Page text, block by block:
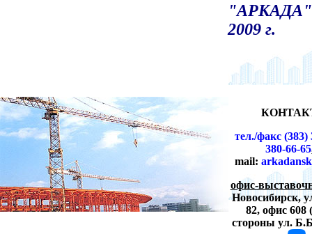
2009 г.
тел./факс (383)
380-66-65
mail:
офис-
Новосибирск,
82, офис 608 (
стороны ул.